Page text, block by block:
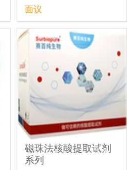
面议
磁珠法核酸提取试剂
系列